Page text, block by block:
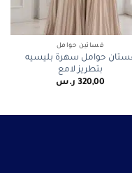
فساتين حوامل
حوامل سهرة بليسيه
بتطريز لامع
320,00 ر.س